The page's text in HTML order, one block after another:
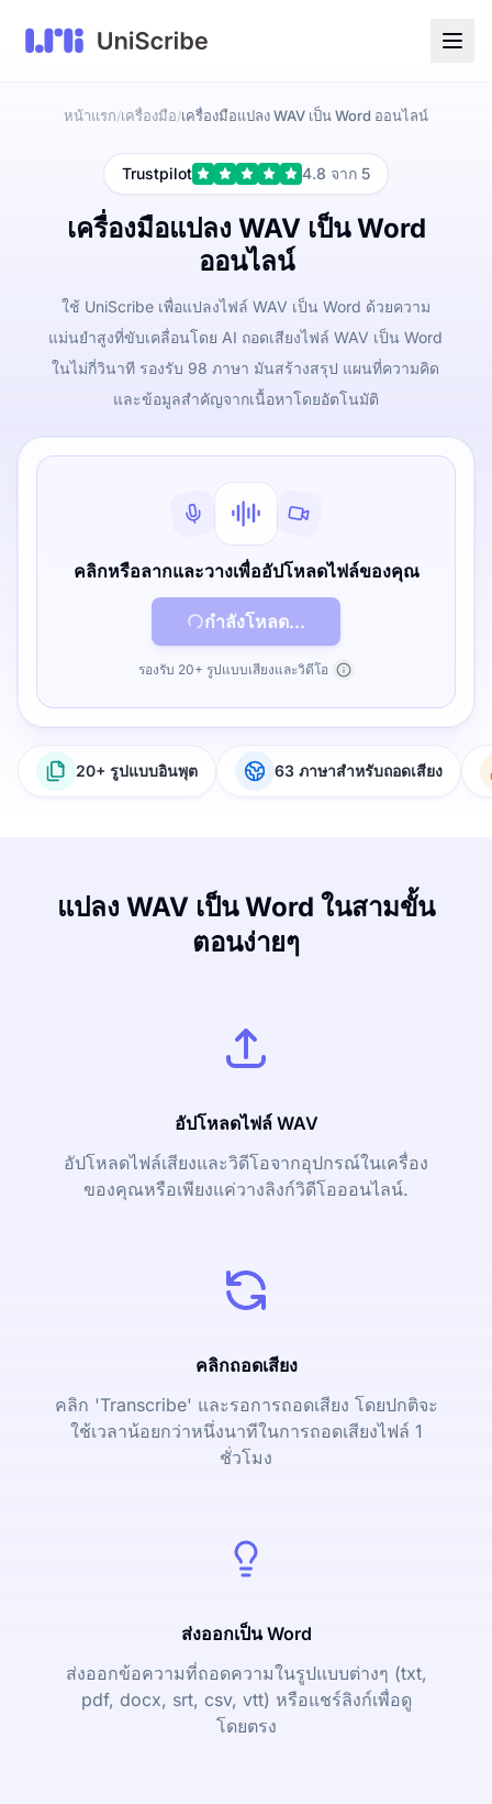
หน้าแรก/เครื่องมือ/เครื่องมือแปลง WAV เป็น Word ออนไลน์
Trustpilot 4.8 จาก 5
เครื่องมือแปลง WAV เป็น Word
ออนไลน์
ใช้ UniScribe เพื่อแปลงไฟล์ WAV เป็น Word ด้วยความ
แม่นยำสูงที่ขับเคลื่อนโดย AI ถอดเสียงไฟล์ WAV เป็น Word
ในไม่กี่วินาที รองรับ 98 ภาษา มันสร้างสรุป แผนที่ความคิด
และข้อมูลสำคัญจากเนื้อหาโดยอัตโนมัติ
คลิกหรือลากและวางเพื่ออัปโหลดไฟล์ของคุณ
กำลังโหลด...
รองรับ 20+ รูปแบบเสียงและวิดีโอ
20+ รูปแบบอินพุต 63 ภาษาสำหรับถอดเสียง
แปลง WAV เป็น Word ในสามขั้น
ตอนง่ายๆ
อัปโหลดไฟล์ WAV
อัปโหลดไฟล์เสียงและวิดีโอจากอุปกรณ์ในเครื่อง
ของคุณหรือเพียงแค่วางลิงก์วิดีโอออนไลน์.
คลิกถอดเสียง
คลิก 'Transcribe' และรอการถอดเสียง โดยปกติจะ
ใช้เวลาน้อยกว่าหนึ่งนาทีในการถอดเสียงไฟล์ 1
ชั่วโมง
ส่งออกเป็น Word
ส่งออกข้อความที่ถอดความในรูปแบบต่างๆ (txt,
pdf, docx, srt, csv, vtt) หรือแชร์ลิงก์เพื่อดู
โดยตรง